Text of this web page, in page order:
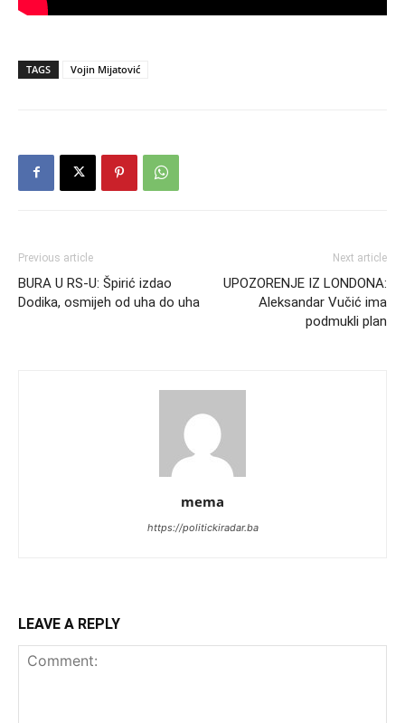
TAGS Vojin Mijatović
Previous article
BURA U RS-U: Špirić izdao
Dodika, osmijeh od uha do uha
Next article
UPOZORENJE IZ LONDONA:
Aleksandar Vučić ima
podmukli plan
mema
https://politickiradar.ba
LEAVE A REPLY